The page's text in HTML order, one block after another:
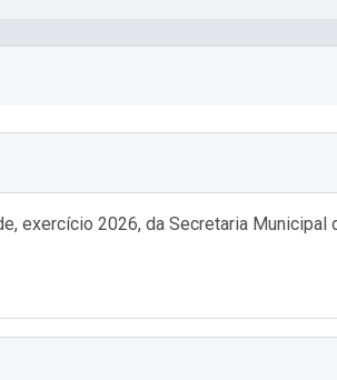
exercício 2026, da Secretaria Municipal